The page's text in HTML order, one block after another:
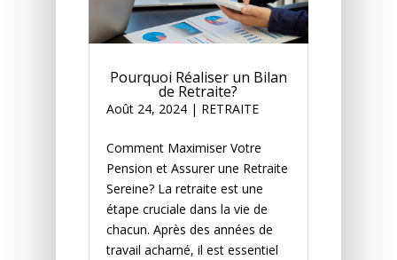
Pourquoi Réaliser un Bilan
de Retraite?
Août 24, 2024 | RETRAITE
Comment Maximiser Votre
Pension et Assurer une Retraite
Sereine? La retraite est une
étape cruciale dans la vie de
chacun. Après des années de
travail acharné, il est essentiel